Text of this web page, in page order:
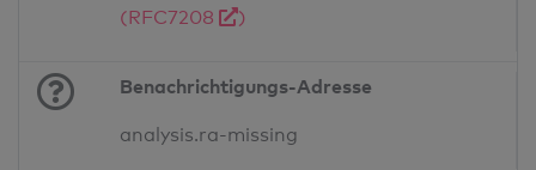
(RFC7208
)
Benachrichtigungs-Adresse
analysis.ra-missing